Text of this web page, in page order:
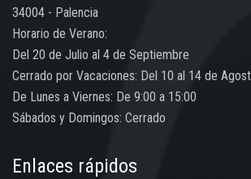
34004 - Palencia
Horario de Verano:
Del 20 de Julio al 4 de Septiembre
Cerrado por Vacaciones: Del 10 al 14 de
De Lunes a Viernes: De 9:00 a 15:00
Sábados y Domingos: Cerrado
Enlaces rápidos